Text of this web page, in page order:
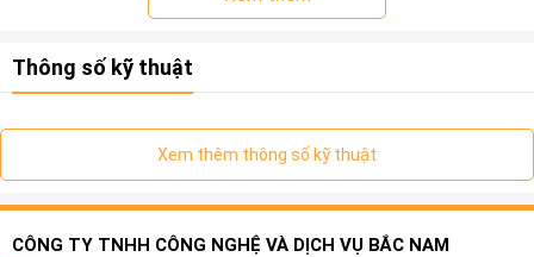
Thông số kỹ thuật
Xem thêm thông số kỹ thuật
CÔNG TY TNHH CÔNG NGHỆ VÀ DỊCH VỤ BẮC NAM